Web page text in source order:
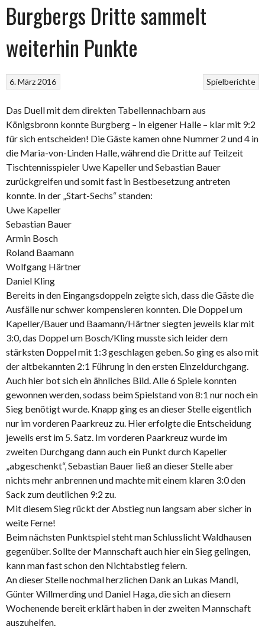
Burgbergs Dritte sammelt
weiterhin Punkte
Spielberichte
6. März 2016
Das Duell mit dem direkten Tabellennachbarn aus
Königsbronn konnte Burgberg – in eigener Halle – klar mit 9:2
für sich entscheiden! Die Gäste kamen ohne Nummer 2 und 4 in
die Maria-von-Linden Halle, während die Dritte auf Teilzeit
Tischtennisspieler Uwe Kapeller und Sebastian Bauer
zurückgreifen und somit fast in Bestbesetzung antreten
konnte. In der „Start-Sechs“ standen:
Uwe Kapeller
Sebastian Bauer
Armin Bosch
Roland Baamann
Wolfgang Härtner
Daniel Kling
Bereits in den Eingangsdoppeln zeigte sich, dass die Gäste die
Ausfälle nur schwer kompensieren konnten. Die Doppel um
Kapeller/Bauer und Baamann/Härtner siegten jeweils klar mit
3:0, das Doppel um Bosch/Kling musste sich leider dem
stärksten Doppel mit 1:3 geschlagen geben. So ging es also mit
der altbekannten 2:1 Führung in den ersten Einzeldurchgang.
Auch hier bot sich ein ähnliches Bild. Alle 6 Spiele konnten
gewonnen werden, sodass beim Spielstand von 8:1 nur noch ein
Sieg benötigt wurde. Knapp ging es an dieser Stelle eigentlich
nur im vorderen Paarkreuz zu. Hier erfolgte die Entscheidung
jeweils erst im 5. Satz. Im vorderen Paarkreuz wurde im
zweiten Durchgang dann auch ein Punkt durch Kapeller
„abgeschenkt“, Sebastian Bauer ließ an dieser Stelle aber
nichts mehr anbrennen und machte mit einem klaren 3:0 den
Sack zum deutlichen 9:2 zu.
Mit diesem Sieg rückt der Abstieg nun langsam aber sicher in
weite Ferne!
Beim nächsten Punktspiel steht man Schlusslicht Waldhausen
gegenüber. Sollte der Mannschaft auch hier ein Sieg gelingen,
kann man fast schon den Nichtabstieg feiern.
An dieser Stelle nochmal herzlichen Dank an Lukas Mandl,
Günter Willmerding und Daniel Haga, die sich an diesem
Wochenende bereit erklärt haben in der zweiten Mannschaft
auszuhelfen.